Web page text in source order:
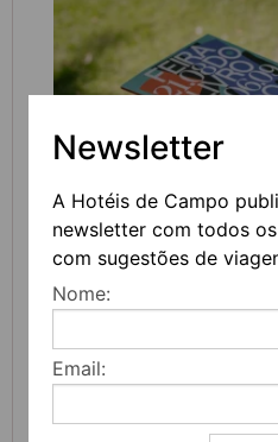
Newsletter
A Hotéis de Campo
newsletter com todos
com sugestões de
Nome:
Email:
FEIRA DO LIVRO DO
MAIS DE 200
LITERATURA, MÚSICA E